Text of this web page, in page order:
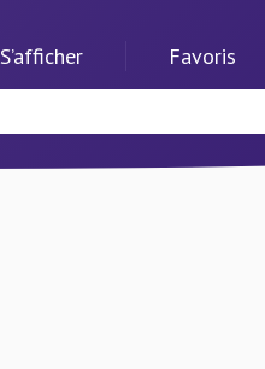
S’afficher Favoris